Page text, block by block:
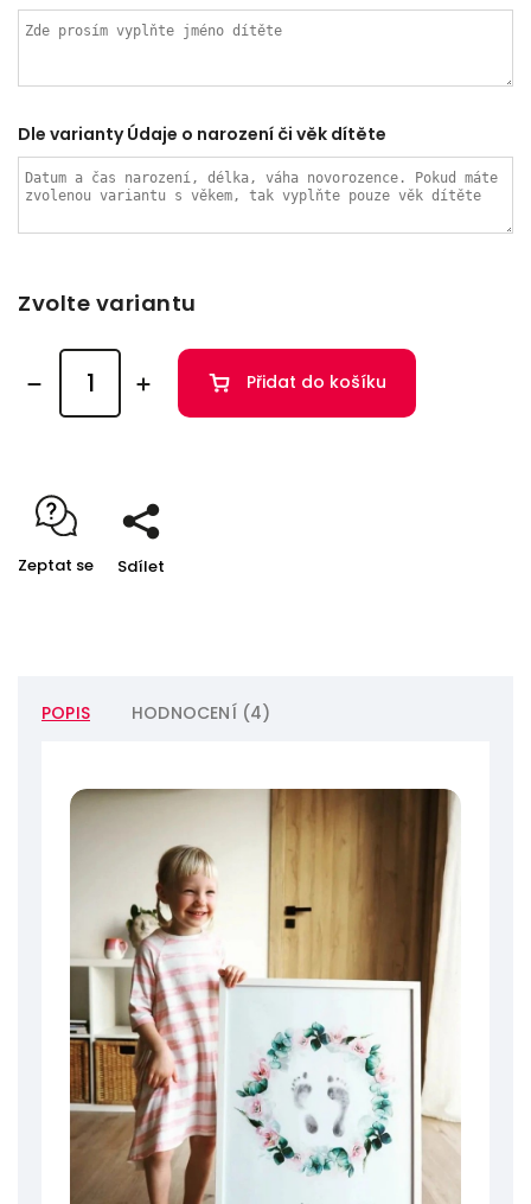
Dle varianty Údaje o narození či věk dítěte
Zvolte variantu
Přidat do košíku
Zeptat se Sdílet
POPIS HODNOCENÍ (4)